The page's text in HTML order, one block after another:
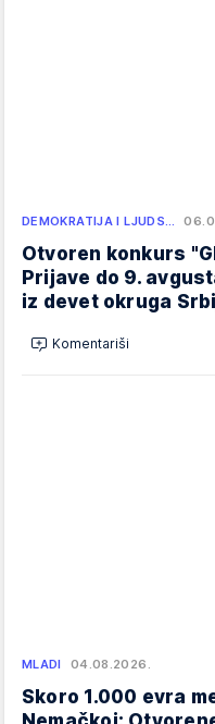
DEMOKRATIJA I LJUDS…
Otvoren konkurs
Prijave do 9.
iz devet okruga
Komentariši
MLADI 04.08.2026.
Skoro 1.000 evra